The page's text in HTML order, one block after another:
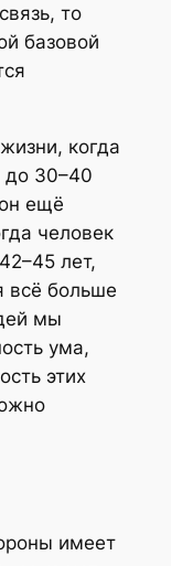
то
базо­вой
когда
до 30–40
ещё
чело­век
лет,
всё боль­ше
мы
ума,
этих
име­ет